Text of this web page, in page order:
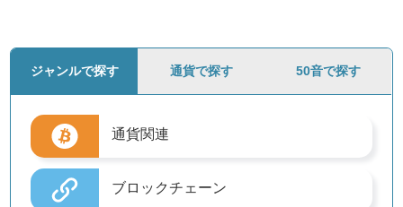
ジャンルで探す 通貨で探す 50音で探す
通貨関連
ブロックチェーン